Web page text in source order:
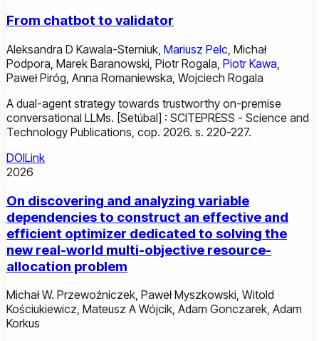
From chatbot to validator
Aleksandra D Kawala-Sterniuk Mariusz Pelc Michał
Podpora Marek Baranowski Piotr Rogala Piotr Kawa
Paweł Piróg Anna Romaniewska Wojciech Rogala
A dual-agent strategy towards trustworthy on-premise
conversational LLMs. [Setúbal] : SCITEPRESS - Science and
Technology Publications, cop. 2026. s. 220-227.
DOILink
2026
On discovering and analyzing variable
dependencies to construct an effective and
efficient optimizer dedicated to solving the
new real-world multi-objective resource-
allocation problem
Michał W. Przewoźniczek, Paweł Myszkowski, Witold
Kościukiewicz, Mateusz A Wójcik, Adam Gonczarek, Adam
Korkus